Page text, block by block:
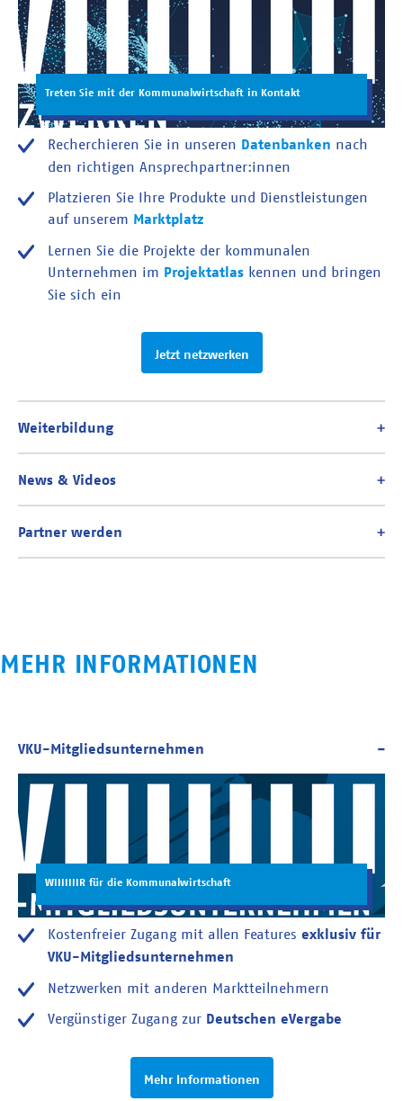
Treten Sie mit der Kommunalwirtschaft in Kontakt
Recherchieren Sie in unseren Datenbanken nach
den richtigen Ansprechpartner:innen
Platzieren Sie Ihre Produkte und Dienstleistungen
auf unserem Marktplatz
Lernen Sie die Projekte der kommunalen
Unternehmen im Projektatlas kennen und bringen
Sie sich ein
Jetzt netzwerken
MEHR INFORMATIONEN
WIIIIIIIR für die Kommunalwirtschaft
Kostenfreier Zugang mit allen Features exklusiv für
VKU-Mitgliedsunternehmen
Netzwerken mit anderen Marktteilnehmern
Vergünstiger Zugang zur Deutschen eVergabe
Mehr Informationen